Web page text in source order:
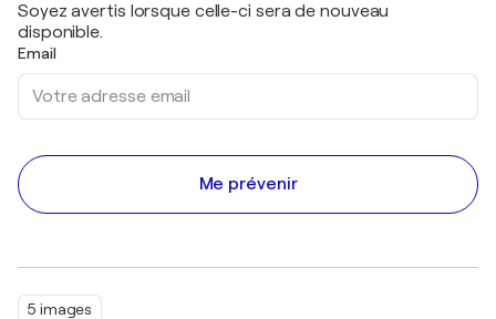
5 images
Soyez avertis lorsque celle-ci sera de nouveau
disponible.
Email
Me prévenir